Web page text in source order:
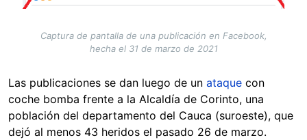
Captura de pantalla de una publicación en Facebook,
hecha el 31 de marzo de 2021
Las publicaciones se dan luego de un ataque con
coche bomba frente a la Alcaldía de Corinto, una
población del departamento del Cauca (suroeste), que
dejó al menos 43 heridos el pasado 26 de marzo.